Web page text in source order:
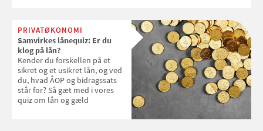
PRIVATØKONOMI
Samvirkes lånequiz: Er du
klog på lån?
Kender du forskellen på et
sikret og et usikret lån, og ved
du, hvad ÅOP og bidragssats
står for? Så gæt med i vores
quiz om lån og gæld